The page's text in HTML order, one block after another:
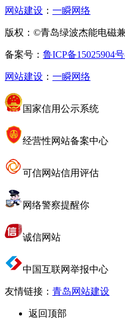
网站建设 ： 一瞬网络
版权：©青岛绿波杰能电磁
备案号： 鲁ICP备15025904号
网站建设 ： 一瞬网络
国家信用公示系统
经营性网站备案中心
可信网站信用评估
网络警察提醒你
诚信网站
中国互联网举报中心
友情链接： 青岛网站建设
返回顶部